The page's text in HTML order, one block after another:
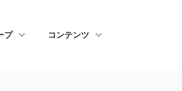
プ コンテンツ